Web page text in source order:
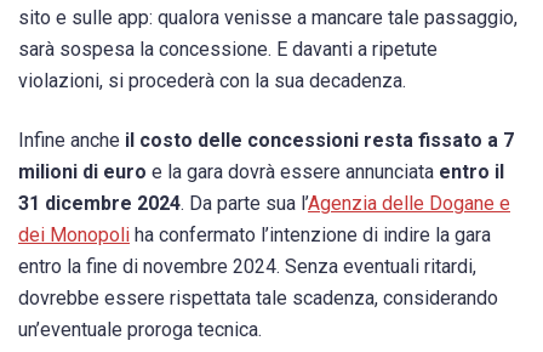
sito e sulle app: qualora venisse a mancare tale passaggio,
sarà sospesa la concessione. E davanti a ripetute
violazioni, si procederà con la sua decadenza.
Infine anche il costo delle concessioni resta fissato a 7
milioni di euro e la gara dovrà essere annunciata entro il
31 dicembre 2024. Da parte sua l’Agenzia delle Dogane e
dei Monopoli ha confermato l’intenzione di indire la gara
entro la fine di novembre 2024. Senza eventuali ritardi,
dovrebbe essere rispettata tale scadenza, considerando
un’eventuale proroga tecnica.